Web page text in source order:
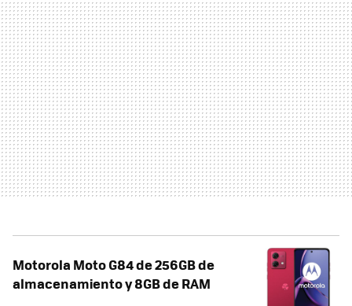
Motorola Moto G84 de 256GB de
almacenamiento y 8GB de RAM